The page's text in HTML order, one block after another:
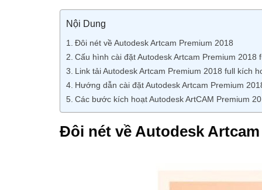
Nội Dung
Đôi nét về Autodesk Artcam Premium 2018
Cấu hình cài đặt Autodesk Artcam Premium 2018
Link tải Autodesk Artcam Premium 2018 full kích
Hướng dẫn cài đặt Autodesk Artcam Premium
Các bước kích hoạt Autodesk ArtCAM Premium
Đôi nét về Autodesk Artcam